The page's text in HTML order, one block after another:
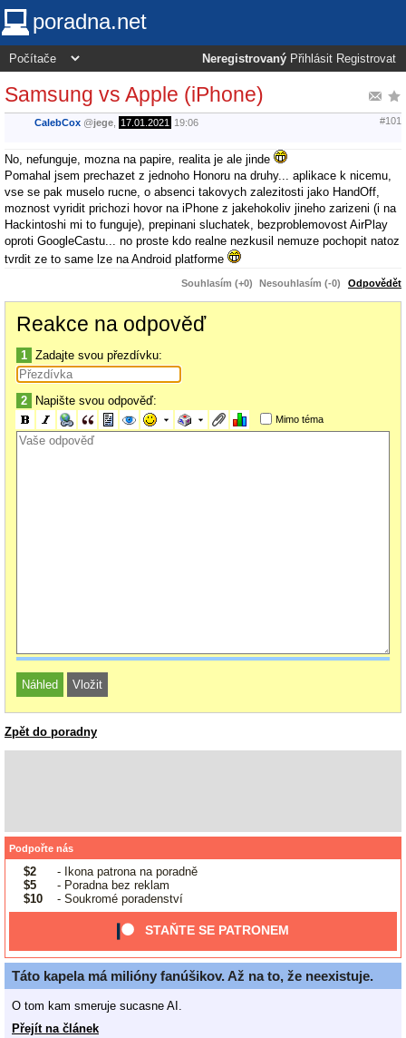
poradna.net
Neregistrovaný Přihlásit Registrovat
Samsung vs Apple (iPhone)
CalebCox @jege 17.01.2021 19:06 #101
No, nefunguje, mozna na papire, realita je ale jinde
Pomahal jsem prechazet z jednoho Honoru na druhy... aplikace k nicemu,
vse se pak muselo rucne, o absenci takovych zalezitosti jako HandOff,
moznost vyridit prichozi hovor na iPhone z jakehokoliv jineho zarizeni (i na
Hackintoshi mi to funguje), prepinani sluchatek, bezproblemovost AirPlay
oproti GoogleCastu... no proste kdo realne nezkusil nemuze pochopit natoz
tvrdit ze to same lze na Android platforme
Souhlasím (+0) Nesouhlasím (-0) Odpovědět
Reakce na odpověď
1 Zadajte svou přezdívku:
2 Napište svou odpověď:
Mimo téma
Zpět do poradny
Podpořte nás
$2
- Ikona patrona na poradně
$5
- Poradna bez reklam
$10
- Soukromé poradenství
STAŇTE SE PATRONEM
Táto kapela má milióny fanúšikov. Až na to, že neexistuje.
O tom kam smeruje sucasne AI.
Přejít na článek